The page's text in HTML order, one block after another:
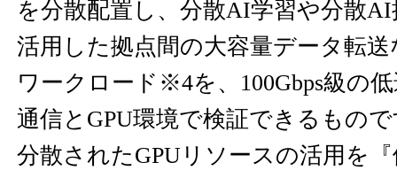
を分散配置し、分散AI学習や分散
活用した拠点間の大容量データ転
ワークロード※4を、100Gbps級の
通信とGPU環境で検証できるもの
分散されたGPUリソースの活用を